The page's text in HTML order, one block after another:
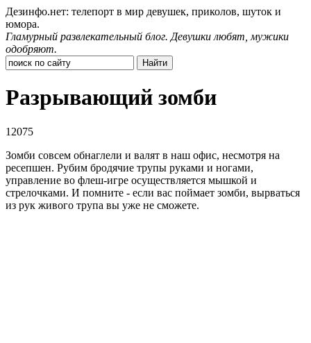
Дезинфо.нет: телепорт в мир девушек, приколов, шуток и
юмора.
Гламурный развлекательный блог. Девушки любят, мужики
одобряют.
Разрывающий зомби
12075
Зомби совсем обнаглели и валят в наш офис, несмотря на
ресепшен. Рубим бродячие трупы руками и ногами,
управление во флеш-игре осуществляется мышкой и
стрелочками. И помните - если вас поймает зомби, вырваться
из рук живого трупа вы уже не сможете.